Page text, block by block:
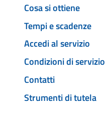
Cosa si ottiene
Tempi e scadenze
Accedi al servizio
Condizioni di servizio
Contatti
Strumenti di tutela